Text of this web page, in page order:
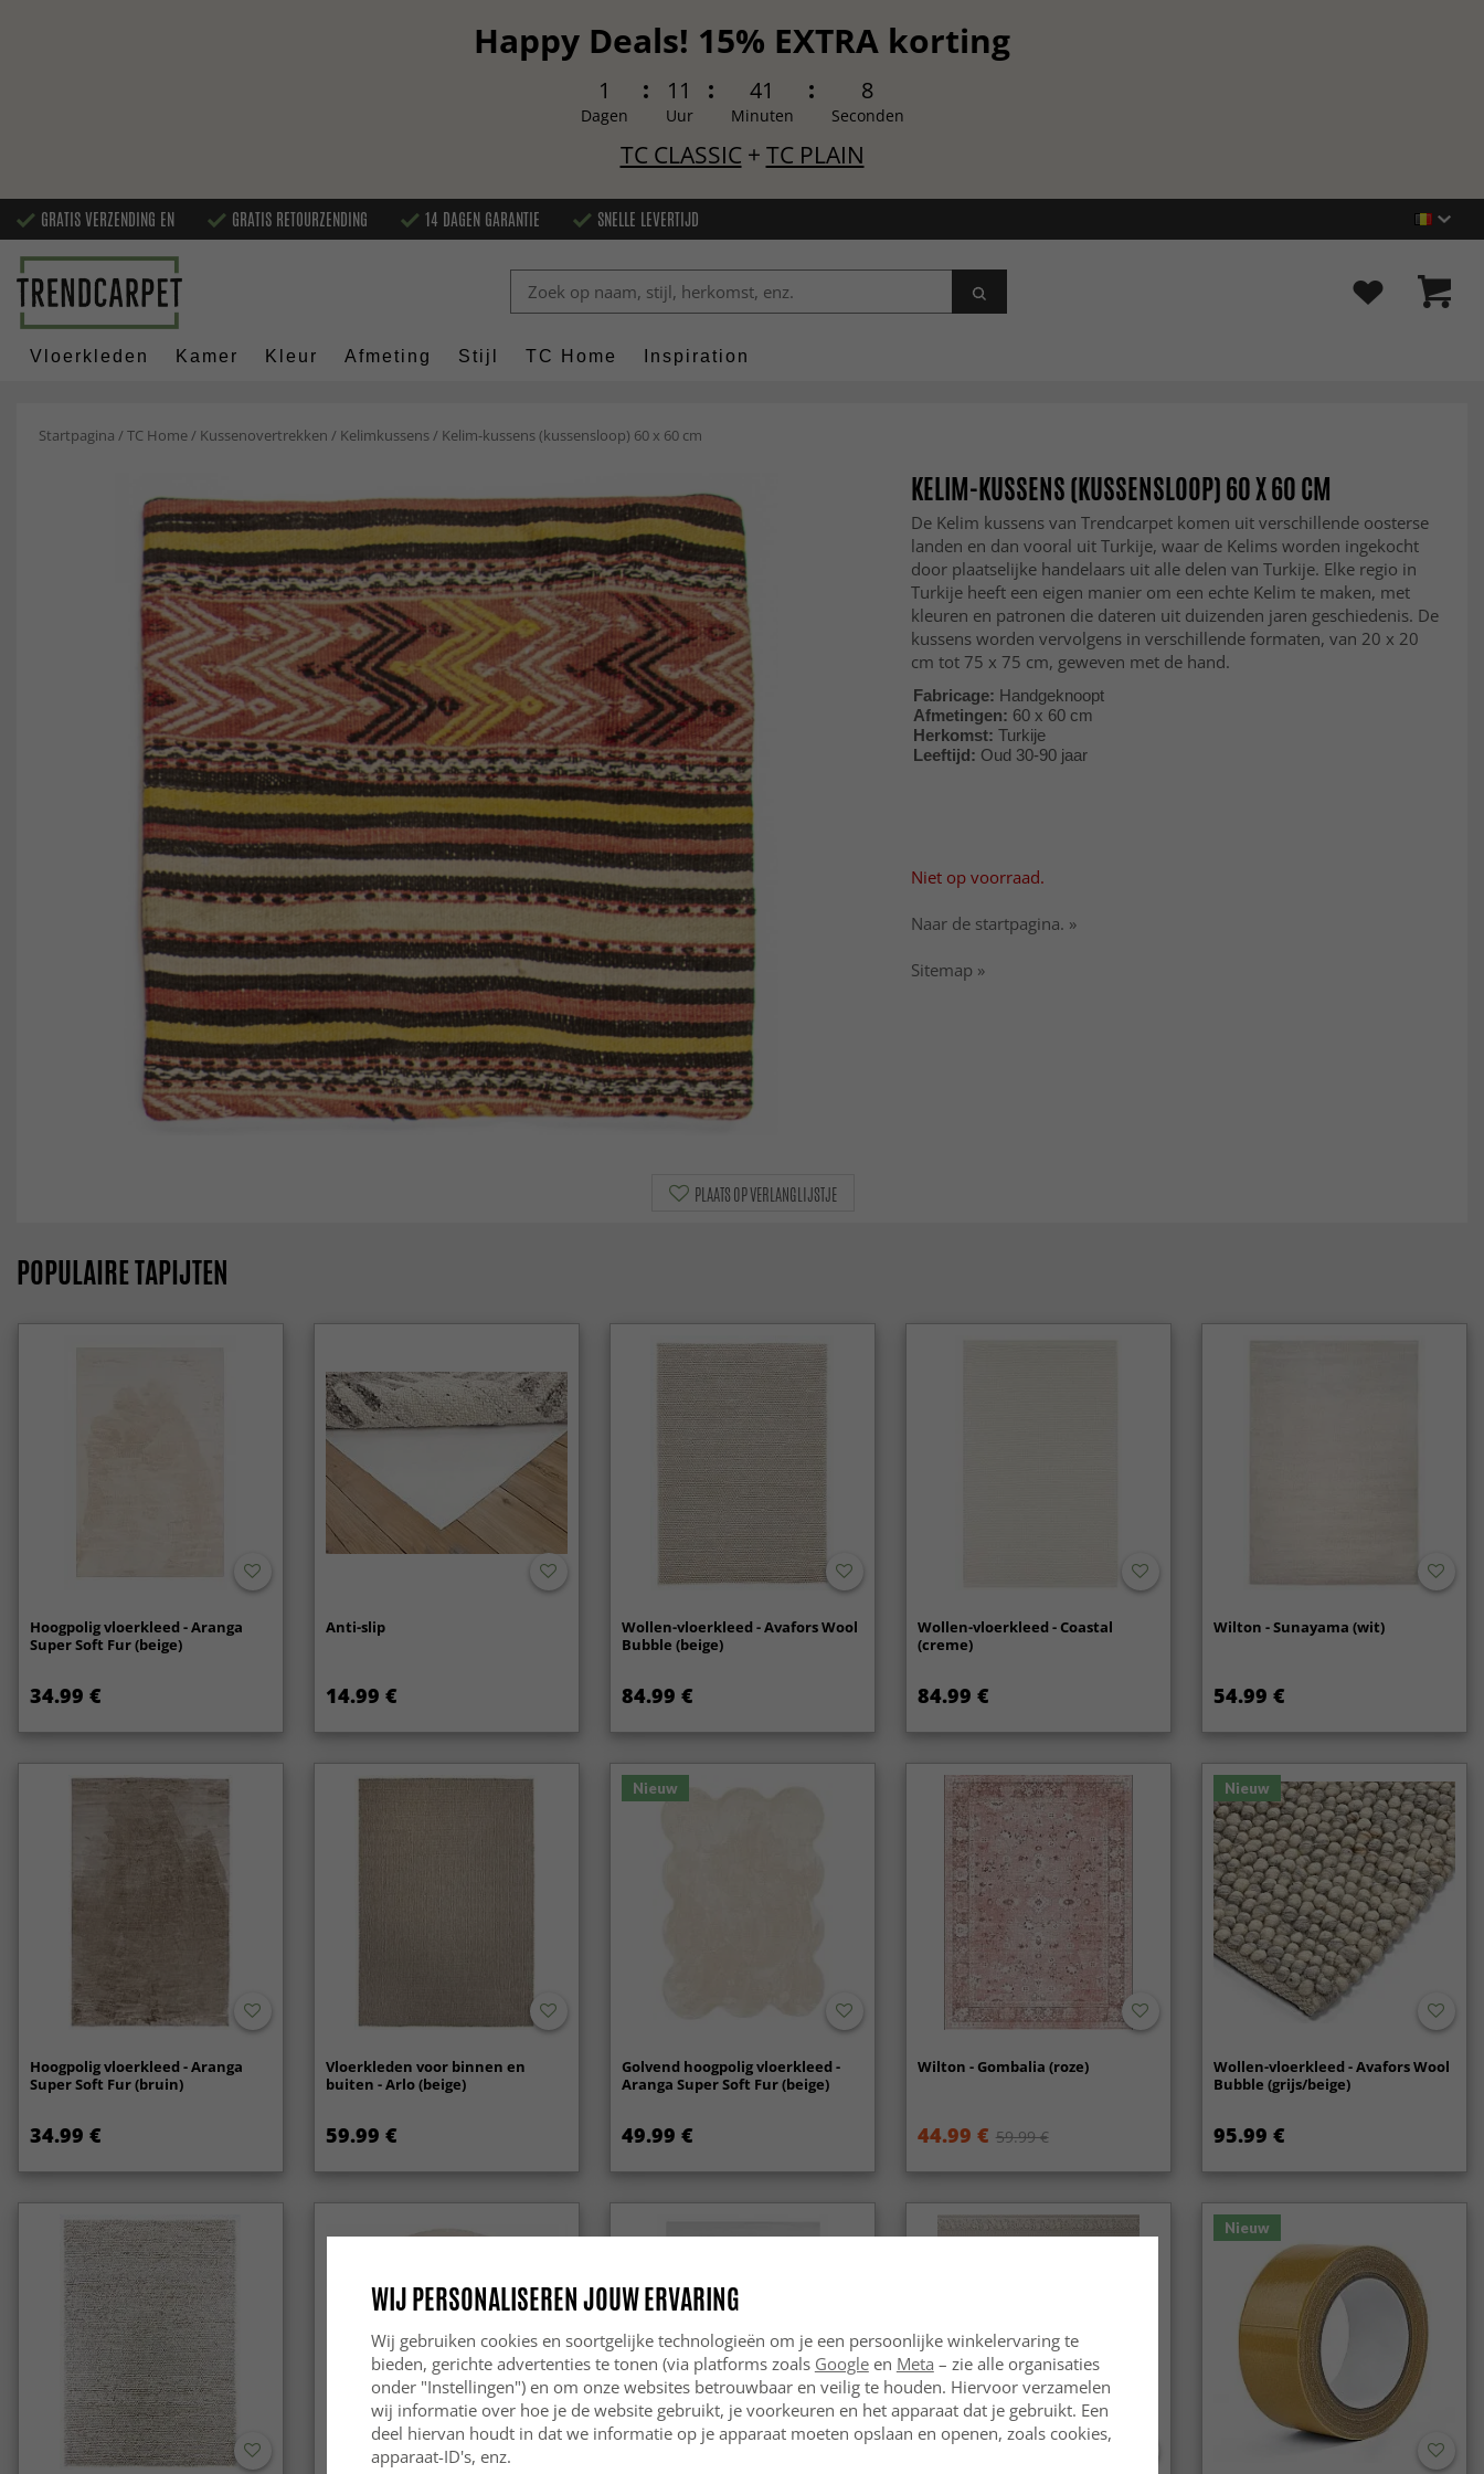
Happy Deals! 15% EXTRA korting
1
Dagen
11
Uur
41
Minuten
7
Seconden
TC CLASSIC+ TC PLAIN
GRATIS VERZENDING EN GRATIS RETOURZENDING 14 DAGEN GARANTIE SNELLE LEVERTIJD
Vloerkleden Kamer Kleur Afmeting Stijl TC Home Inspiration
Startpagina /TC Home/ Kussenovertrekken / Kelimkussens/ Kelim-kussens (kussensloop) 60 x 60 cm
KELIM-KUSSENS (KUSSENSLOOP) 60 X 60 CM
De Kelim kussens van Trendcarpet komen uit verschillende oosterse
landen en dan vooral uit Turkije, waar de Kelims worden ingekocht
door plaatselijke handelaars uit alle delen van Turkije. Elke regio in
Turkije heeft een eigen manier om een echte Kelim te maken, met
kleuren en patronen die dateren uit duizenden jaren geschiedenis. De
kussens worden vervolgens in verschillende formaten, van 20 x 20
cm tot 75 x 75 cm, geweven met de hand.
Fabricage: Handgeknoopt
Afmetingen: 60 x 60 cm
Herkomst: Turkije
Leeftijd: Oud 30-90 jaar
Niet op voorraad.
Naar de startpagina. »
Sitemap »
PLAATS OP VERLANGLIJSTJE
POPULAIRE TAPIJTEN
Hoogpolig vloerkleed - Aranga
Super Soft Fur (beige)
34.99 €
Anti-slip
14.99 €
Wollen-vloerkleed - Avafors Wool
Bubble (beige)
84.99 €
Wollen-vloerkleed - Coastal
(creme)
84.99 €
Wilton - Sunayama (wit)
54.99 €
Hoogpolig vloerkleed - Aranga
Super Soft Fur (bruin)
34.99 €
Vloerkleden voor binnen en
buiten - Arlo (beige)
59.99 €
Nieuw
Golvend hoogpolig vloerkleed -
Aranga Super Soft Fur (beige)
49.99 €
Wilton - Gombalia (roze)
44.99 € 59.99 €
Nieuw
Wollen-vloerkleed - Avafors Wool
Bubble (grijs/beige)
95.99 €
Nieuw
WIJ PERSONALISEREN JOUW ERVARING
Wij gebruiken cookies en soortgelijke technologieën om je een persoonlijke winkelervaring te
bieden, gerichte advertenties te tonen (via platforms zoals Googleen Meta – zie alle organisaties
onder "Instellingen") en om onze websites betrouwbaar en veilig te houden. Hiervoor verzamelen
wij informatie over hoe je de website gebruikt, je voorkeuren en het apparaat dat je gebruikt. Een
deel hiervan houdt in dat we informatie op je apparaat moeten opslaan en openen, zoals cookies,
apparaat-ID's, enz.